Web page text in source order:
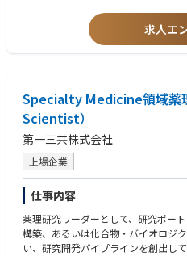
・計画・組織力：強い計画力および
・領域・フェーズ経験：複数の治療
あり、個人・チームのパフォーマン
リーなフィードバックを提供できる。
・イノベーションとプロセス改善：
ロセス改善を行える。
・誠実さとコンプライアンス：
シップ価値観に従い、誠実に行動でき
・リスク・不確実性への対応：リス
でき、必要に応じて進路を変更できる
・意思決定：利用可能なデータと情
意思決定を行える。
・自律性：自立して業務を遂行し、
を持って行動できる。
求人エ
Specialty Medicine領域薬
Scientist）
第一三共株式会社
上場企業
仕事内容
薬理研究リーダーとして、研究ポー
構築、あるいは化合物・バイオロジ
い、研究開発パイプラインを創出して